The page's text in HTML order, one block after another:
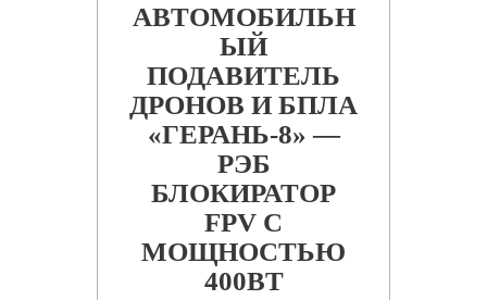
АВТОМОБИЛЬН
ЫЙ
ПОДАВИТЕЛЬ
ДРОНОВ И БПЛА
«ГЕРАНЬ-8» —
РЭБ
БЛОКИРАТОР
FPV С
МОЩНОСТЬЮ
400ВТ​